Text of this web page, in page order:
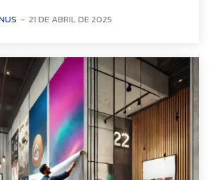
- 21 DE ABRIL DE 2025